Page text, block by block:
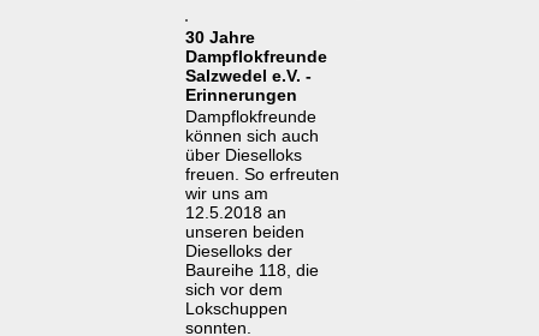
30 Jahre
Dampflokfreunde
Salzwedel e.V. -
Erinnerungen
Dampflokfreunde
können sich auch
über Dieselloks
freuen. So erfreuten
wir uns am
12.5.2018 an
unseren beiden
Dieselloks der
Baureihe 118, die
sich vor dem
Lokschuppen
sonnten.